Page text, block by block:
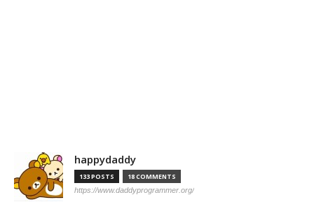
happydaddy
133 POSTS 18 COMMENTS
https://www.daddyprogrammer.org/